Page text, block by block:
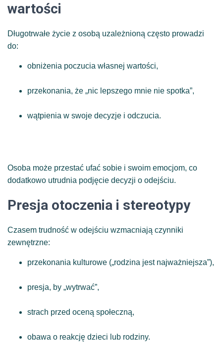
wartości
Długotrwałe życie z osobą uzależnioną często prowadzi
do:
obniżenia poczucia własnej wartości,
przekonania, że „nic lepszego mnie nie spotka”,
wątpienia w swoje decyzje i odczucia.
Osoba może przestać ufać sobie i swoim emocjom, co
dodatkowo utrudnia podjęcie decyzji o odejściu.
Presja otoczenia i stereotypy
Czasem trudność w odejściu wzmacniają czynniki
zewnętrzne:
przekonania kulturowe („rodzina jest najważniejsza”),
presja, by „wytrwać”,
strach przed oceną społeczną,
obawa o reakcję dzieci lub rodziny.